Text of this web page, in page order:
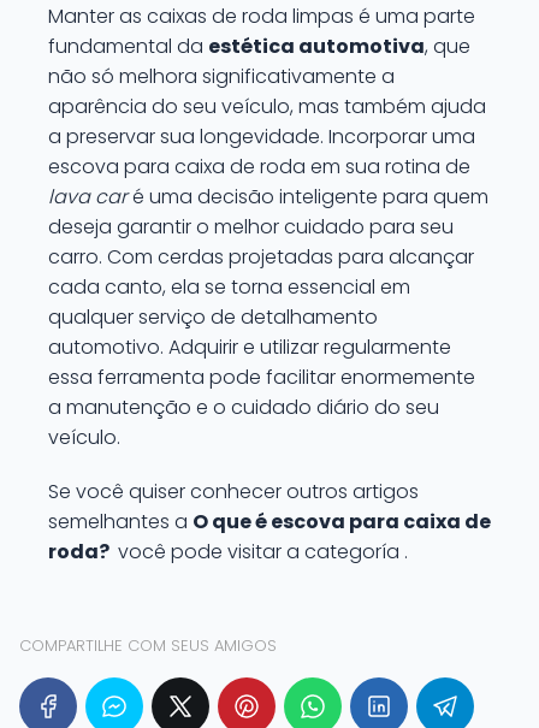
Manter as caixas de roda limpas é uma parte
fundamental da estética automotiva, que
não só melhora significativamente a
aparência do seu veículo, mas também ajuda
a preservar sua longevidade. Incorporar uma
escova para caixa de roda em sua rotina de
lava caré uma decisão inteligente para quem
deseja garantir o melhor cuidado para seu
carro. Com cerdas projetadas para alcançar
cada canto, ela se torna essencial em
qualquer serviço de detalhamento
automotivo. Adquirir e utilizar regularmente
essa ferramenta pode facilitar enormemente
a manutenção e o cuidado diário do seu
veículo.
Se você quiser conhecer outros artigos
semelhantes a O que é escova para caixa de
roda? você pode visitar a categoría .
COMPARTILHE COM SEUS AMIGOS